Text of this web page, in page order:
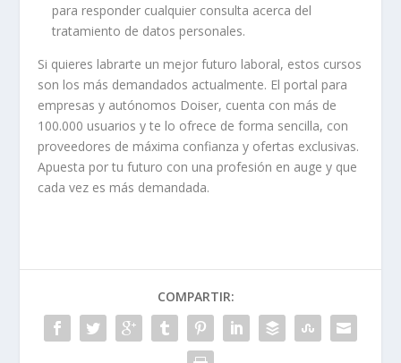
para responder cualquier consulta acerca del
tratamiento de datos personales.
Si quieres labrarte un mejor futuro laboral, estos cursos
son los más demandados actualmente. El portal para
empresas y autónomos Doiser, cuenta con más de
100.000 usuarios y te lo ofrece de forma sencilla, con
proveedores de máxima confianza y ofertas exclusivas.
Apuesta por tu futuro con una profesión en auge y que
cada vez es más demandada.
COMPARTIR: